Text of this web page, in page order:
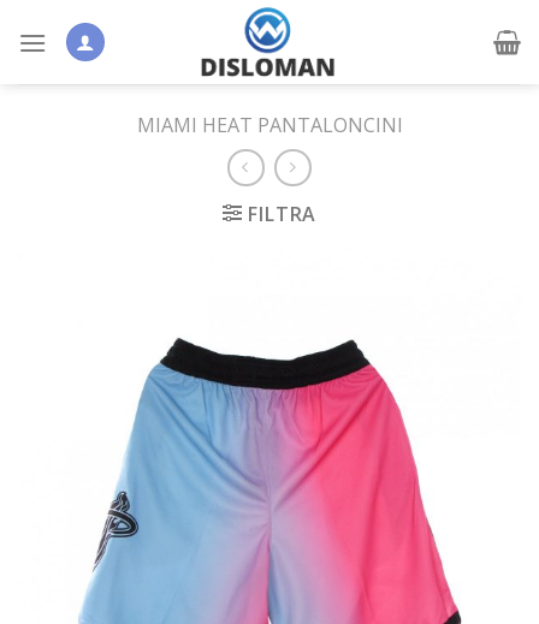
MIAMI HEAT PANTALONCINI
FILTRA